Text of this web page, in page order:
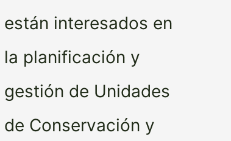
están interesados en
la planificación y
gestión de Unidades
de Conservación y